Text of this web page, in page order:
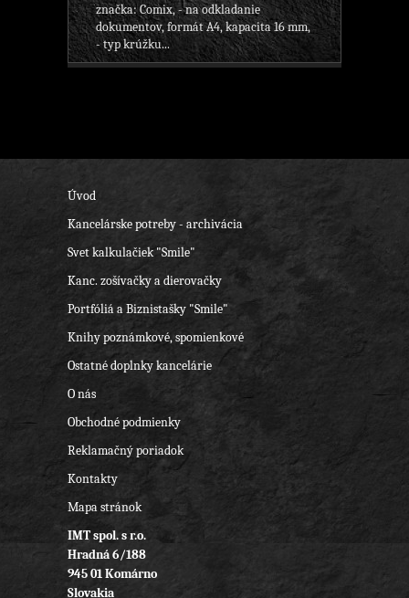
značka: Comix, - na odkladanie
dokumentov, formát A4, kapacita 16 mm,
- typ krúžku...
Úvod
Kancelárske potreby - archivácia
Svet kalkulačiek "Smile"
Kanc. zošívačky a dierovačky
Portfóliá a Biznistašky "Smile"
Knihy poznámkové, spomienkové
Ostatné doplnky kancelárie
O nás
Obchodné podmienky
Reklamačný poriadok
Kontakty
Mapa stránok
IMT spol. s r.o.
Hradná 6/188
945 01 Komárno
Slovakia